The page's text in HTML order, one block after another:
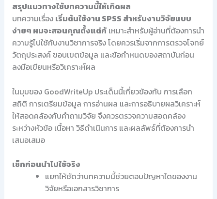
สรุปแนวทางใช้บทความนี้ให้เกิดผล
บทความเรื่อง เริ่มต้นใช้งาน SPSS สำหรับงานวิจัยแบบ
ง่ายๆ ผมจะสอนคุณตั้งแต่ก้เหมาะสำหรับผู้อ่านที่ต้องการนำ
ความรู้ไปใช้กับงานวิชาการจริง โดยควรเริ่มจากการตรวจโจทย์
วัตถุประสงค์ ขอบเขตข้อมูล และข้อกำหนดของสถาบันก่อน
ลงมือเขียนหรือวิเคราะห์ผล
ในมุมของ GoodWriteUp ประเด็นนี้เกี่ยวข้องกับ การเลือก
สถิติ การเตรียมข้อมูล การอ่านผล และการอธิบายผลวิเคราะห์
ให้สอดคล้องกับคำถามวิจัย จึงควรตรวจความสอดคล้อง
ระหว่างหัวข้อ เนื้อหา วิธีดำเนินการ และผลลัพธ์ที่ต้องการนำ
เสนอเสมอ
เช็กก่อนนำไปใช้จริง
แยกให้ชัดว่าบทความนี้ช่วยตอบปัญหาใดของงาน
วิจัยหรือเอกสารวิชาการ